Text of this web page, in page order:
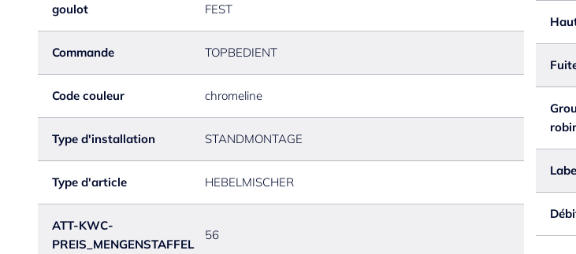
goulot FEST
Commande TOPBEDIENT
Code couleur chromeline
Type d'installation STANDMONTAGE
Type d'article HEBELMISCHER
ATT-KWC-
PREIS_MENGENSTAFFEL
56